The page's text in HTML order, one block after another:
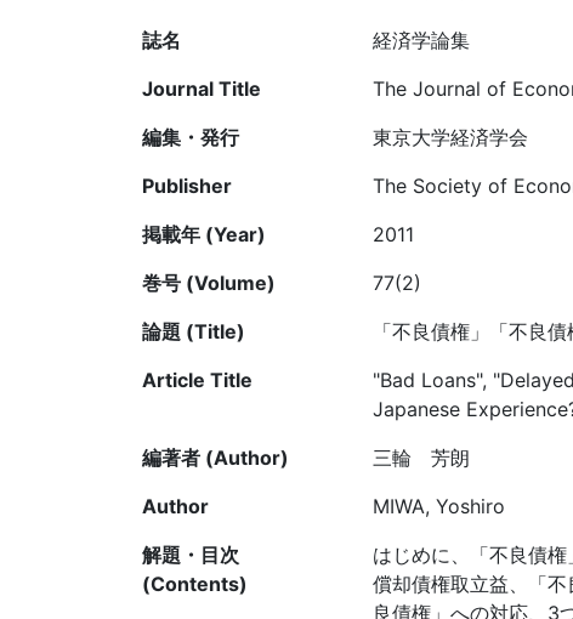
誌名
経済学論集
Journal Title
The Journal of
編集・発行
東京大学経済学会
Publisher
The Society of
掲載年 (Year)
2011
巻号 (Volume)
77(2)
論題 (Title)
「不良債権」「不良
Article Title
"Bad Loans",
Japanese
編著者 (Author)
三輪 芳朗
Author
MIWA, Yoshiro
解題・目次
(Contents)
はじめに、「不良債
償却債権取立益、「
良債権」への対応、3